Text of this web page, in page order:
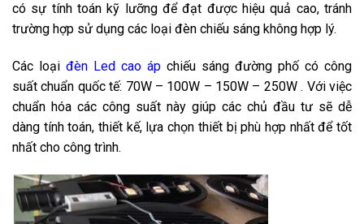
có sự tính toán kỹ lưỡng để đạt được hiệu quả cao, tránh
trường hợp sử dụng các loại đèn chiếu sáng không hợp lý.
Các loại đèn Led cao áp chiếu sáng đường phố có công
suất chuẩn quốc tế: 70W – 100W – 150W – 250W . Với việc
chuẩn hóa các công suất này giúp các chủ đầu tư sẽ dễ
dàng tính toán, thiết kế, lựa chọn thiết bị phù hợp nhất để tốt
nhất cho công trình.